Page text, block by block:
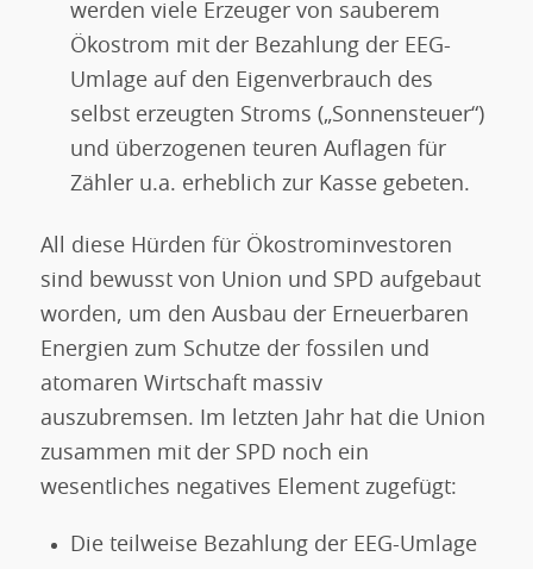
werden viele Erzeuger von sauberem
Ökostrom mit der Bezahlung der EEG-
Umlage auf den Eigenverbrauch des
selbst erzeugten Stroms („Sonnensteuer“)
und überzogenen teuren Auflagen für
Zähler u.a. erheblich zur Kasse gebeten.
All diese Hürden für Ökostrominvestoren
sind bewusst von Union und SPD aufgebaut
worden, um den Ausbau der Erneuerbaren
Energien zum Schutze der fossilen und
atomaren Wirtschaft massiv
auszubremsen. Im letzten Jahr hat die Union
zusammen mit der SPD noch ein
wesentliches negatives Element zugefügt:
Die teilweise Bezahlung der EEG-Umlage